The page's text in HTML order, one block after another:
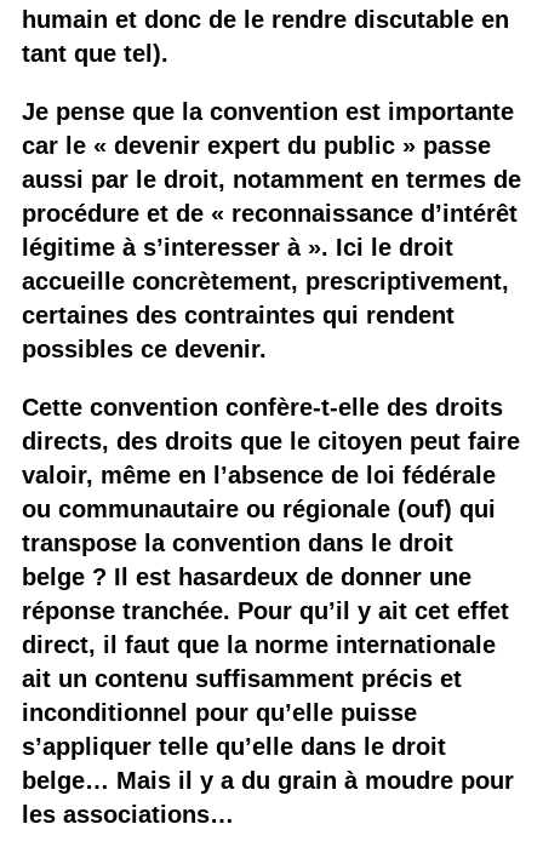
humain et donc de le rendre discutable en
tant que tel).
Je pense que la convention est importante
car le « devenir expert du public » passe
aussi par le droit, notamment en termes de
procédure et de « reconnaissance d’intérêt
légitime à s’interesser à ». Ici le droit
accueille concrètement, prescriptivement,
certaines des contraintes qui rendent
possibles ce devenir.
Cette convention confère-t-elle des droits
directs, des droits que le citoyen peut faire
valoir, même en l’absence de loi fédérale
ou communautaire ou régionale (ouf) qui
transpose la convention dans le droit
belge ? Il est hasardeux de donner une
réponse tranchée. Pour qu’il y ait cet effet
direct, il faut que la norme internationale
ait un contenu suffisamment précis et
inconditionnel pour qu’elle puisse
s’appliquer telle qu’elle dans le droit
belge… Mais il y a du grain à moudre pour
les associations…